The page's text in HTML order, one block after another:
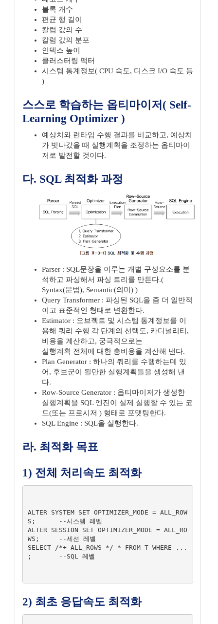
블록 개수
편균 행 길이
칼럼 값의 수
칼럼 값의 분포
인덱스 높이
클러스터링 팩터
시스템 통계정보( CPU 속도, 디스크 I/O 속도 등
)
스스로 학습하는 옵티마이저( Self-
Learning Optimizer )
예상치와 런타임 수행 결과를 비교하고, 예상치
가 빗나갔을 때 실행계획을 조정하는 옵티마이
저로 발전할 것이다.
다. SQL 최적화 과정
Parser : SQL문장을 이루는 개별 구성요소를 분
석하고 파싱해서 파싱 트리를 만든다.(
Syntax(문법), Semantic(의미) )
Query Transformer : 파싱된 SQL을 좀 더 일반적
이고 표준적인 형태로 변환한다.
Estimator : 오브젝트 및 시스템 통계정보를 이
용해 쿼리 수행 각 단계의 선택도, 카디널리티,
비용을 계산하고, 궁극적으로는
실행계획 전체에 대한 총비용을 계산해 낸다.
Plan Generator : 하나의 쿼리를 수행하는데 있
어, 후보군이 될만한 실행계획들을 생성해 낸
다.
Row-Source Generator : 옵티마이저가 생성한
실행계획을 SQL 엔진이 실제 실행할 수 있는 코
드(또는 프로시저 ) 형태로 포맷팅한다.
SQL Engine : SQL을 실행한다.
라. 최적화 목표
1) 전체 처리속도 최적화
ALTER SYSTEM SET OPTIMIZER_MODE = ALL_ROW
S;	--시스템 레벨
ALTER SESSION SET OPTIMIZER_MODE = ALL_RO
WS;	--세션 레벨
SELECT /*+ ALL_ROWS */ * FROM T WHERE ...
;	--SQL 레벨
2) 최초 응답속도 최적화